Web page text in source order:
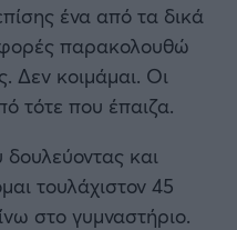
ένα από τα δικά
φορές παρακολουθώ
Δεν κοιμάμαι. Οι
τότε που έπαιζα.
και
τουλάχιστον 45
στο γυμναστήριο.